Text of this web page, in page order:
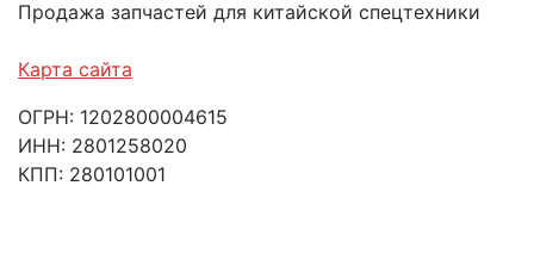
Продажа запчастей для китайской спецтехники
Карта сайта
ОГРН: 1202800004615
ИНН: 2801258020
КПП: 280101001